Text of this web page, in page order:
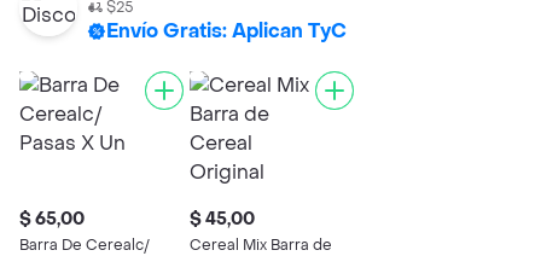
$25
Envío Gratis: Aplican TyC
$ 65,00
Barra De Cerealc/
$ 45,00
Cereal Mix Barra de